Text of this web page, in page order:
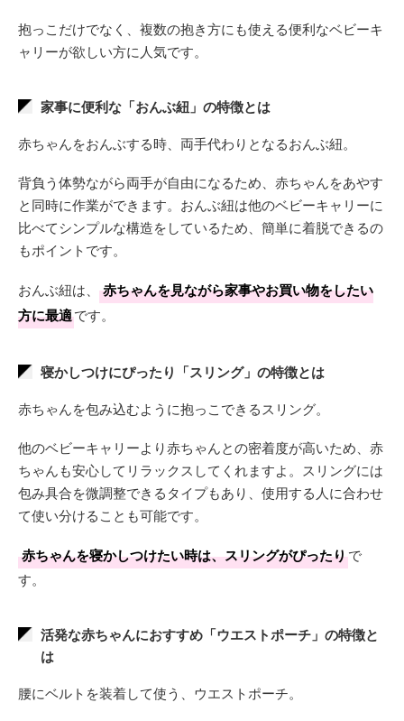
抱っこだけでなく、複数の抱き方にも使える便利なベビーキ
ャリーが欲しい方に人気です。
家事に便利な「おんぶ紐」の特徴とは
赤ちゃんをおんぶする時、両手代わりとなるおんぶ紐。
背負う体勢ながら両手が自由になるため、赤ちゃんをあやす
と同時に作業ができます。おんぶ紐は他のベビーキャリーに
比べてシンプルな構造をしているため、簡単に着脱できるの
もポイントです。
おんぶ紐は、
赤ちゃんを見ながら家事やお買い物をしたい
方に最適です。
寝かしつけにぴったり「スリング」の特徴とは
赤ちゃんを包み込むように抱っこできるスリング。
他のベビーキャリーより赤ちゃんとの密着度が高いため、赤
ちゃんも安心してリラックスしてくれますよ。スリングには
包み具合を微調整できるタイプもあり、使用する人に合わせ
て使い分けることも可能です。
赤ちゃんを寝かしつけたい時は、スリングがぴったりで
す。
活発な赤ちゃんにおすすめ「ウエストポーチ」の特徴と
は
腰にベルトを装着して使う、ウエストポーチ。